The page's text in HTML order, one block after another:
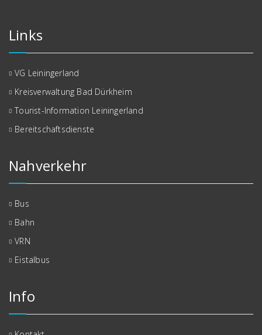
Links
VG Leiningerland
Kreisverwaltung Bad Dürkheim
Tourist-Information Leiningerland
Bereitschaftsdienste
Nahverkehr
Bus
Bahn
VRN
Eistalbus
Info